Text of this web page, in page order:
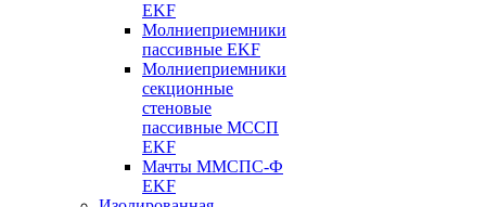
EKF
Молниеприемники
пассивные EKF
Молниеприемники
секционные
стеновые
пассивные МССП
EKF
Мачты ММСПС-Ф
EKF